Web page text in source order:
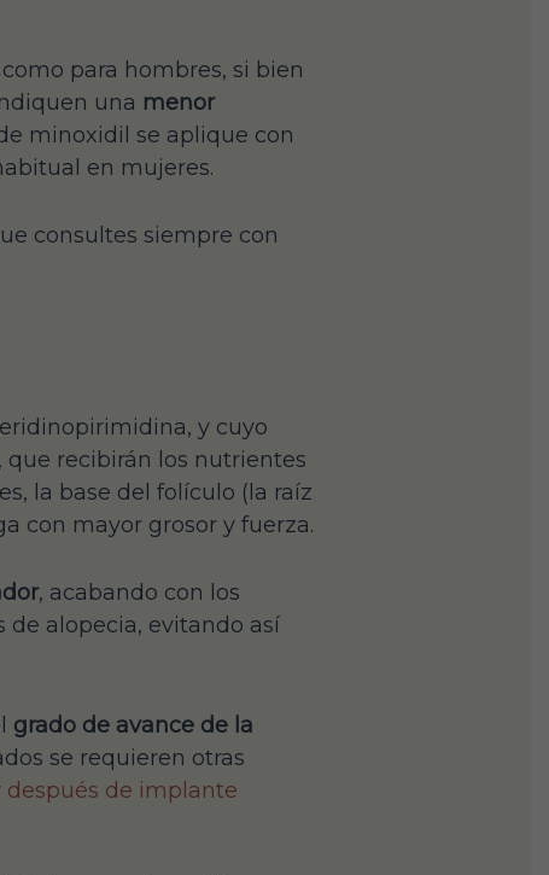
para hombres, si bien
una menor
minoxidil se aplique con
en mujeres.
consultes siempre con
y cuyo
que recibirán los nutrientes
la base del folículo (la raíz
con mayor grosor y fuerza.
, acabando con los
alopecia, evitando así
grado de avance de la
se requieren otras
después de implante